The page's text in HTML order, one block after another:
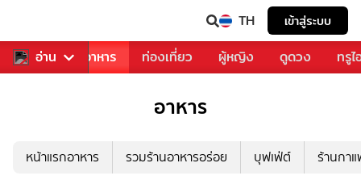
TH เข้าสู่ระบบ
อ่าน
การเพลง อาหาร ท่องเที่ยว ผู้หญิง ดูดวง ทรู
อาหาร
หน้าแรกอาหาร รวมร้านอาหารอร่อย บุฟเฟ่ต์ ร้านกา